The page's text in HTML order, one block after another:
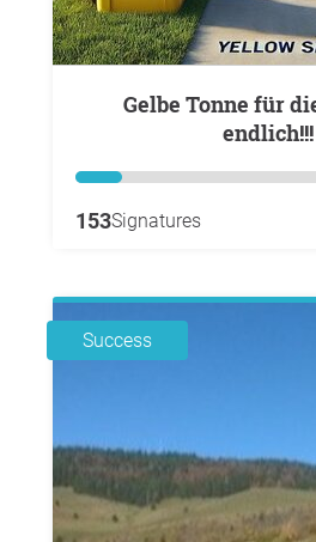
gelbe Tonne für die Prignitz,
endlich!!!
153Signatures
Success